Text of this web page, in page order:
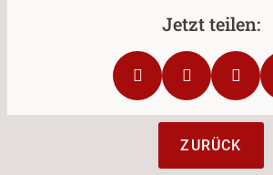
ZURÜCK